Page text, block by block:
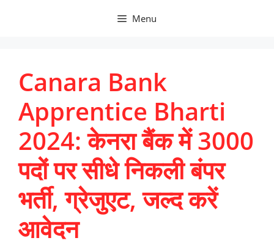
Menu
Canara Bank
Apprentice Bharti
2024: केनरा बैंक में 3000
पदों पर सीधे निकली बंपर
भर्ती, ग्रेजुएट, जल्द करें
आवेदन